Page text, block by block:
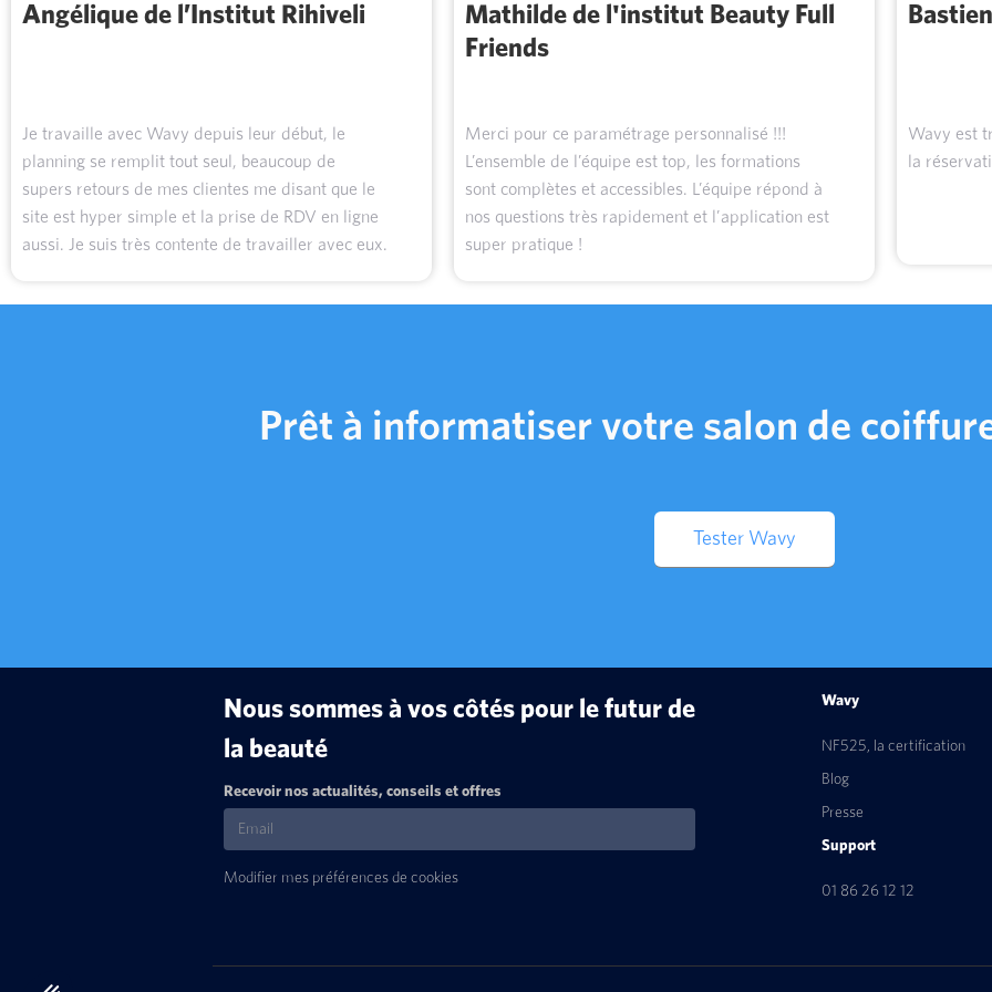
Angélique de l’Institut Rihiveli
Je travaille avec Wavy depuis leur début, le
planning se remplit tout seul, beaucoup de
supers retours de mes clientes me disant que le
site est hyper simple et la prise de RDV en ligne
aussi. Je suis très contente de travailler avec eux.
Mathilde de l'institut Beauty Full
Friends
Merci pour ce paramétrage personnalisé !!!
L’ensemble de l’équipe est top, les formations
sont complètes et accessibles. L’équipe répond à
nos questions très rapidement et l’application est
super pratique !
Wavy est
la
Prêt à informatiser votre salon de
Tester Wavy
Nous sommes à vos côtés pour le futur de
la beauté
Recevoir nos actualités, conseils et offres
Modifier mes préférences de cookies
Wavy
NF525, la certification
Blog
Presse
Support
01 86 26 12 12